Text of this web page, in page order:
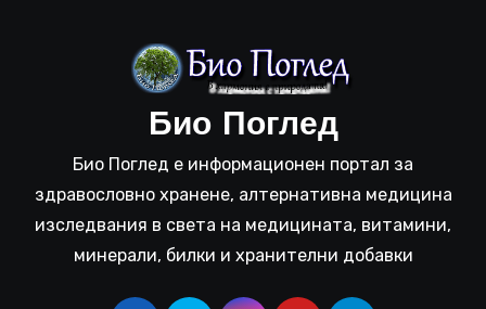
Био Поглед
Био Поглед е информационен портал за
здравословно хранене, алтернативна медицина
изследвания в света на медицината, витамини,
минерали, билки и хранителни добавки